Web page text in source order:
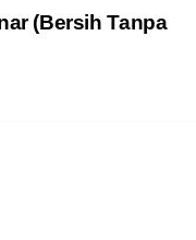
(Bersih Tanpa